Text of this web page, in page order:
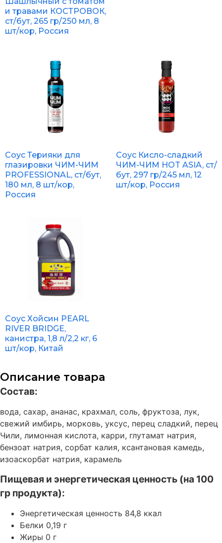
и травами КОСТРОВОК,
ст/бут, 265 гр/250 мл, 8
шт/кор, Россия
Соус Терияки для
глазировки ЧИМ-ЧИМ
PROFESSIONAL, ст/бут,
180 мл, 8 шт/кор,
Россия
Соус Кисло-сладкий
ЧИМ-ЧИМ HOT ASIA, ст/
бут, 297 гр/245 мл, 12
шт/кор, Россия
Соус Хойсин PEARL
RIVER BRIDGE,
канистра, 1,8 л/2,2 кг, 6
шт/кор, Китай
Описание товара
Состав:
вода, сахар, ананас, крахмал, соль, фруктоза, лук,
свежий имбирь, морковь, уксус, перец сладкий, перец
Чили, лимонная кислота, карри, глутамат натрия,
бензоат натрия, сорбат калия, ксантановая камедь,
изоаскорбат натрия, карамель
Пищевая и энергетическая ценность (на 100
гр продукта):
Энергетическая ценность 84,8 ккал
Белки 0,19 г
Жиры 0 г